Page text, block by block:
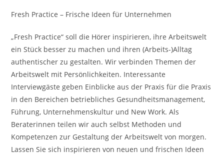
Fresh Practice – Frische Ideen für Unternehmen
„Fresh Practice“ soll die Hörer inspirieren, ihre Arbeitswelt
ein Stück besser zu machen und ihren (Arbeits-)Alltag
authentischer zu gestalten. Wir verbinden Themen der
Arbeitswelt mit Persönlichkeiten. Interessante
Interviewgäste geben Einblicke aus der Praxis für die Praxis
in den Bereichen betriebliches Gesundheitsmanagement,
Führung, Unternehmenskultur und New Work. Als
Beraterinnen teilen wir auch selbst Methoden und
Kompetenzen zur Gestaltung der Arbeitswelt von morgen.
Lassen Sie sich inspirieren von neuen und frischen Ideen